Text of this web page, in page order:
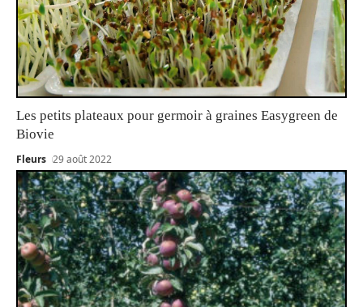
Les petits plateaux pour germoir à graines Easygreen de
Biovie
Fleurs 29 août 2022